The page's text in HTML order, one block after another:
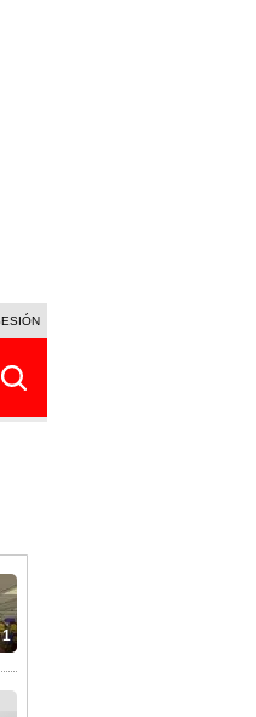
VIERNES 7 DE AGOSTO
1